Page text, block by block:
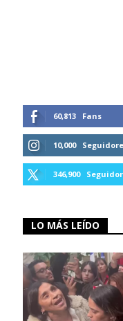
60,813 Fans
10,000
346,900
LO MÁS LEÍDO